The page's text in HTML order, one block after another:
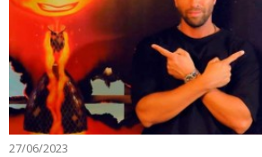
27/06/2023